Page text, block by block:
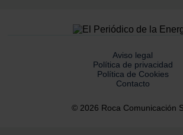
Aviso legal
Política de privacidad
Política de Cookies
Contacto
© 2026 Roca Comunicación